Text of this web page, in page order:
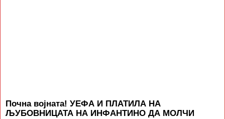
Почна војната! УЕФА И ПЛАТИЛА НА
ЉУБОВНИЦАТА НА ИНФАНТИНО ДА МОЛЧИ